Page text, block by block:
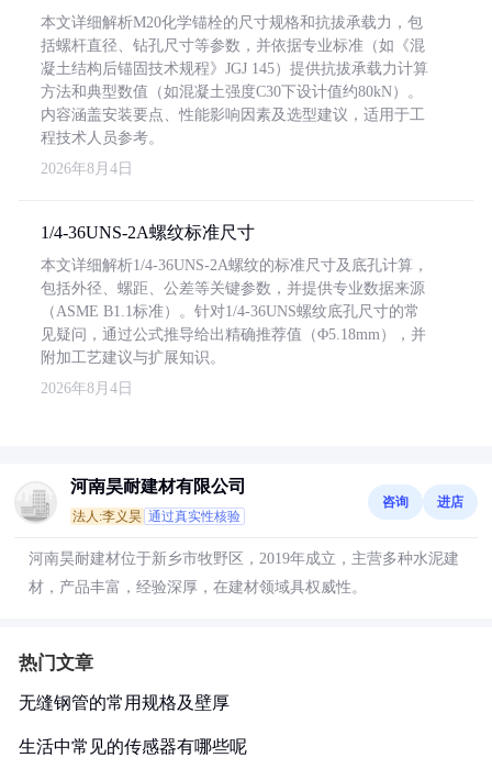
本文详细解析M20化学锚栓的尺寸规格和抗拔承载力，包
括螺杆直径、钻孔尺寸等参数，并依据专业标准（如《混
凝土结构后锚固技术规程》JGJ 145）提供抗拔承载力计算
方法和典型数值（如混凝土强度C30下设计值约80kN）。
内容涵盖安装要点、性能影响因素及选型建议，适用于工
程技术人员参考。
2026年8月4日
1/4-36UNS-2A螺纹标准尺寸
本文详细解析1/4-36UNS-2A螺纹的标准尺寸及底孔计算，
包括外径、螺距、公差等关键参数，并提供专业数据来源
（ASME B1.1标准）。针对1/4-36UNS螺纹底孔尺寸的常
见疑问，通过公式推导给出精确推荐值（Φ5.18mm），并
附加工艺建议与扩展知识。
2026年8月4日
河南昊耐建材有限公司
法人:李义昊 通过真实性核验
咨询 进店
河南昊耐建材位于新乡市牧野区，2019年成立，主营多种水泥建
材，产品丰富，经验深厚，在建材领域具权威性。
热门文章
无缝钢管的常用规格及壁厚
生活中常见的传感器有哪些呢